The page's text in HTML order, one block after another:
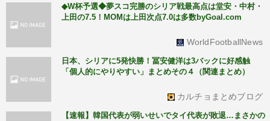
◆W杯予選◆夢スコ完勝のシリア戦最高点は堂安・中村・
上田の7.5！MOMは上田次点7.0は多数byGoal.com
WorldFootballNews
日本、シリアに5発快勝！冨安健洋は3バックに好感触
「個人的にやりやすい」まとめその４（関連まとめ）
カルチョまとめブログ
【速報】韓国代表が弱いせいでタイ代表が敗退…まさかの